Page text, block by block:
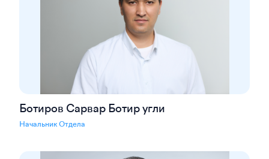
Ботиров Сарвар Ботир угли
Начальник Отдела